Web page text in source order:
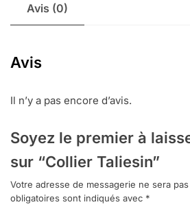
Avis (0)
Avis
Il n’y a pas encore d’avis.
Soyez le premier à
sur “Collier Taliesin”
Votre adresse de messagerie ne sera
obligatoires sont indiqués avec *